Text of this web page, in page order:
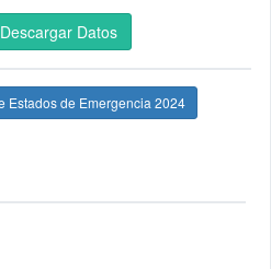
Descargar Datos
Estados de Emergencia 2024